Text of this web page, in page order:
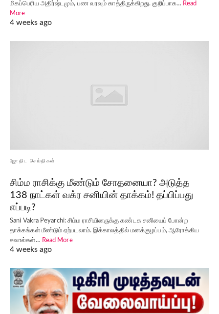
மிகப்பெரிய அதிர்ஷ்டமும், பண வரவும் காத்திருக்கிறது. குறிப்பாக… Read
More
4 weeks ago
ஜோதிட செய்திகள்
சிம்ம ராசிக்கு மீண்டும் சோதனையா? அடுத்த
138 நாட்கள் வக்ர சனியின் தாக்கம்! தப்பிப்பது
எப்படி?
Sani Vakra Peyarchi: சிம்ம ராசியினருக்கு கண்டக சனியைப் போன்ற
தாக்கங்கள் மீண்டும் ஏற்படலாம். இக்காலத்தில் மனக்குழப்பம், ஆரோக்கிய
சவால்கள்… Read More
4 weeks ago